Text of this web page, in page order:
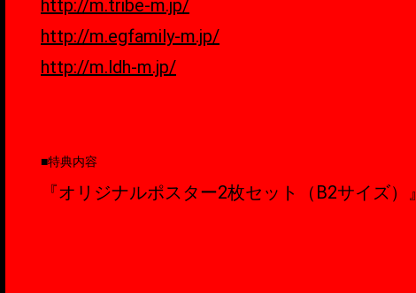
http://m.tribe-m.jp/
http://m.egfamily-m.jp/
http://m.ldh-m.jp/
■特典内容
『オリジナルポスター2枚セット（B2サイズ）』